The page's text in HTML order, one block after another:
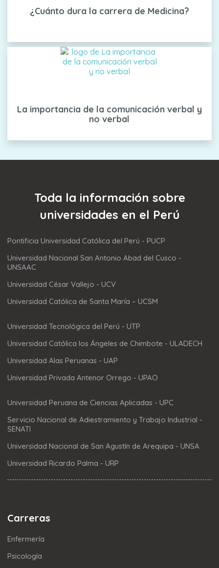
¿Cuánto dura la carrera de Medicina?
La importancia de la comunicación verbal y
no verbal
Toda la información sobre
universidades en el Perú
Pontificia Universidad Católica del Perú - PUCP
Universidad Nacional San Antonio Abad del Cusco -
UNSAAC
Universidad César Vallejo - UCV
Universidad Católica de Santa María – UCSM
Universidad Tecnológica del Perú - UTP
Universidad Católica los Ángeles de Chimbote - ULADECH
Universidad Alas Peruanas - UAP
Universidad Privada Antenor Orrego - UPAO
Universidad Peruana de Ciencias Aplicadas - UPC
Servicio Nacional de Adiestramiento y Trabajo Industrial -
SENATI
Universidad Nacional de San Agustín de Arequipa - UNSA
Universidad Ricardo Palma - URP
Carreras
Enfermería
Psicología